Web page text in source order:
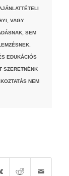
VAGY
SEM
EDUKÁCIÓS
SZERETNÉNK
NEM